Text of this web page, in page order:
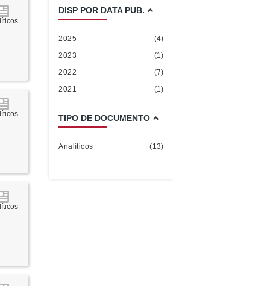
DISP POR DATA PUB.
2025
(4)
2023
(1)
2022
(7)
2021
(1)
TIPO DE DOCUMENTO
Analíticos (13)